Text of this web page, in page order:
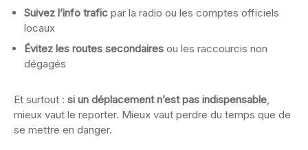
Suivez l’info trafic par la radio ou les comptes officiels
locaux
Évitez les routes secondaires ou les raccourcis non
dégagés
Et surtout : si un déplacement n’est pas indispensable
mieux vaut le reporter. Mieux vaut perdre du temps que de
se mettre en danger.